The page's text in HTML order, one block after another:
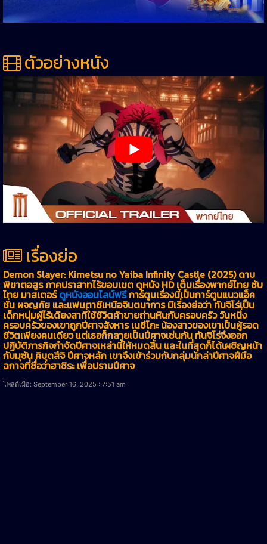
ตัวอย่างหนัง
เรื่องย่อ
Demon Slayer: Kimetsu no Yaiba Infinity Castle (2025) ดาบ
พิฆาตอสูร ภาคปราสาทไร้ขอบเขต ดูหนัง HD เต็มเรื่องพากย์ไทย ซับ
ไทย มาสเตอร์ดูหนังออนไลน์ฟรีการ์ตูนเรื่องนี้เป็นการ์ตูนแนวแอ็ค
ชั่น ผจญภัย และแฟนตาซีเหนือจินตนาการ มีเรื่องย่อว่า ทันจิโร่เป็น
เด็กหนุ่มผู้ไร้เดียงสาที่ใช้ชีวิตค้าขายถ่านหินกับครอบครัว วันหนึ่ง
ครอบครัวของเขาถูกปีศาจสังหาร เนซึโกะ น้องสาวของเขาเป็นผู้รอด
ชีวิตเพียงคนเดียว แต่เธอก็กลายเป็นปีศาจเช่นกัน ทันจิโร่จึงออก
ปฏิบัติภารกิจกำจัดปีศาจเหล่านี้ให้หมดสิ้น และในที่สุดก็ได้เผชิญหน้า
กับมุซัน คิบุตสึจิ ปีศาจหลัก เขาจึงเข้าร่วมกับกลุ่มนักล่าปีศาจฝีมือ
ฉกาจที่ชื่อว่าฮาชิระ เพื่อปราบปีศาจ
โพสต์เมื่อ: September 16, 2025 : 7:51 am